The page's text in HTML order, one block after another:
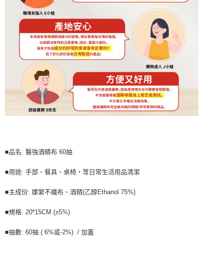
■品名: 醫強酒精布 60抽
■用途: 手部、餐具、桌椅，等日常生活用品清潔
■主成份: 嫘縈不織布、酒精(乙醇Ethanol 75%)
■規格: 20*15CM (±5%)
■抽數: 60抽 ( 6%或-2%) / 加蓋